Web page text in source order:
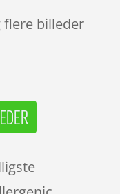
flere billeder